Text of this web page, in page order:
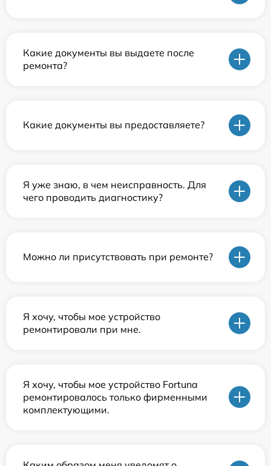
Какие документы вы выдаете после
ремонта?
Какие документы вы предоставляете?
Я уже знаю, в чем неисправность. Для
чего проводить диагностику?
Можно ли присутствовать при ремонте?
Я хочу, чтобы мое устройство
ремонтировали при мне.
Я хочу, чтобы мое устройство Fortuna
ремонтировалось только фирменными
комплектующими.